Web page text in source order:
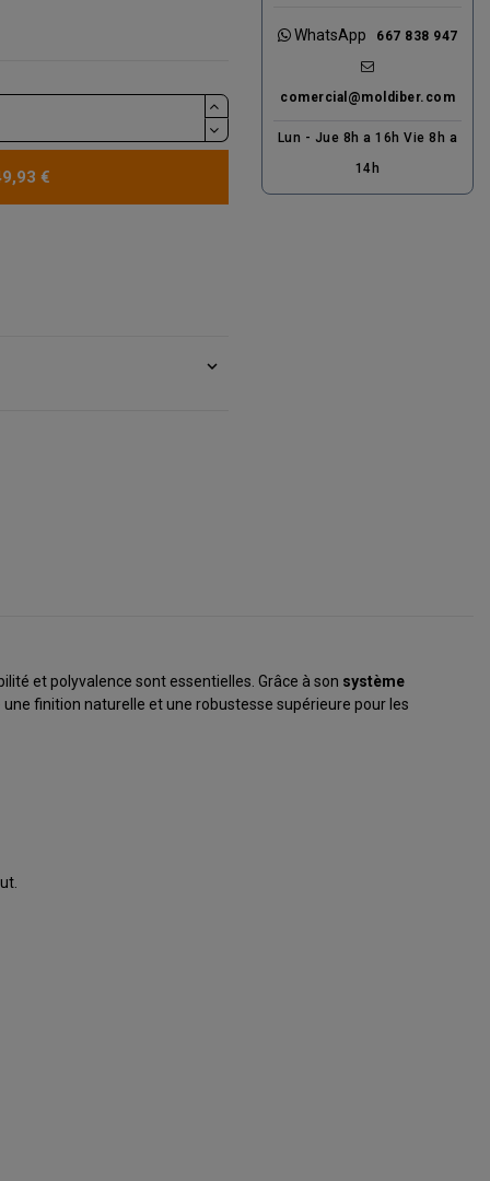
€
expand_more
WhatsApp 667 838 947
comercial@moldiber.com
Lun - Jue 8h a 16h Vie 8h a
14h
et polyvalence sont essentielles. Grâce à son système
une finition naturelle et une robustesse supérieure pour les